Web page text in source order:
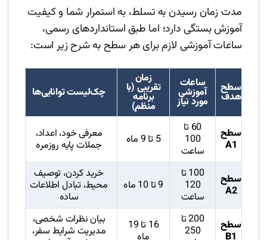
مدت زمان رسیدن به تسلط، به استمرار شما و کیفیت
آموزش بستگی دارد؛ اما طبق استانداردهای رسمی،
ساعات آموزشی لازم برای هر سطح به شرح زیر است:
سطح
هدف
ساعات
آموزشی
مورد نیاز
زمان
تقریبی (با
برنامه
منظم)
چک‌لیست توانایی‌ها
سطح
A1
60 تا
100
ساعت
5 تا 9 ماه معرفی خود، اعداد،
جملات پایه روزمره
سطح
A2
100 تا
120
ساعت
9 تا 10 ماه
خرید کردن، توصیف
محیط، تبادل اطلاعات
ساده
سطح
200 تا
250 16 تا 19 بیان نظرات شخصی،
مدیریت شرایط سفر،